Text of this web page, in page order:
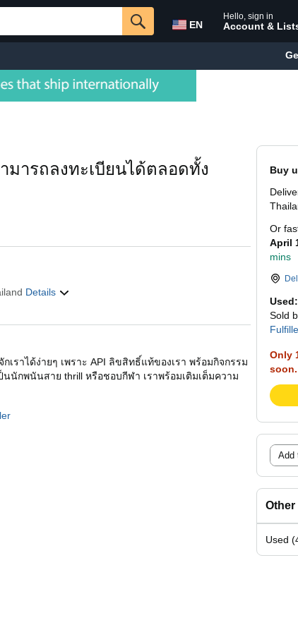
EN
Hello, sign in
Account &
Buy
Or
April
mins
Sold
Only
soon.
Add
Other
Used
มารถลงทะเบียนได้ตลอดทั้ง
Details
เราได้ง่ายๆ เพราะ API ลิขสิทธิ์แท้ของเรา พร้อมกิจกรรม
นักพนันสาย thrill หรือชอบกีฬา เราพร้อมเติมเต็มความ